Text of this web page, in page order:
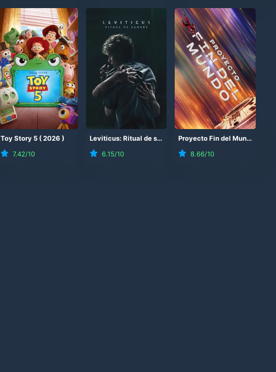
2026)
Toy Story 5 (2026 )
7.42/10
Leviticus: Ritual de sangre (2026)
6.15/10
Proyecto Fin del Mundo
8.66/10